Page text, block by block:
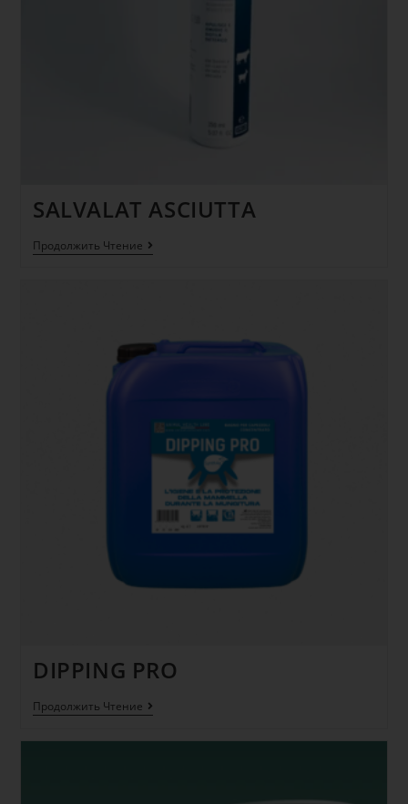
SALVALAT ASCIUTTA
Продолжить Чтение
DIPPING PRO
Продолжить Чтение